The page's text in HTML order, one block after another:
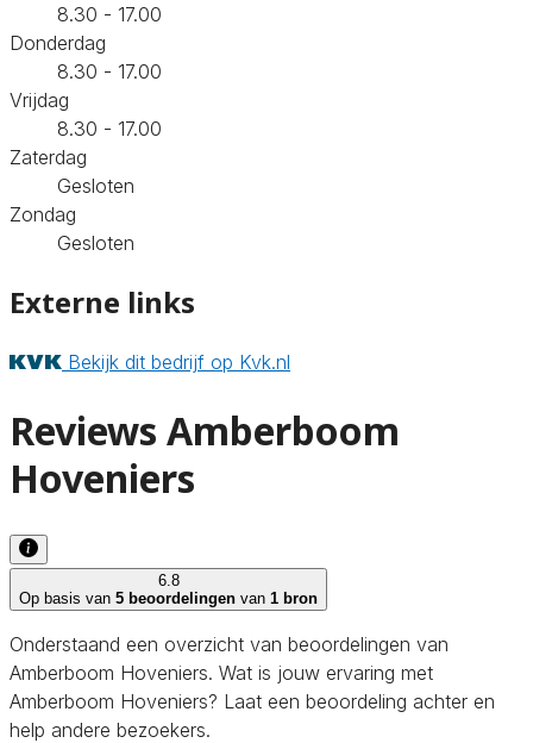
8.30 - 17.00
Donderdag
8.30 - 17.00
Vrijdag
8.30 - 17.00
Zaterdag
Gesloten
Zondag
Gesloten
Externe links
Bekijk dit bedrijf op Kvk.nl
Reviews Amberboom
Hoveniers
6.8
Op basis van 5 beoordelingen van 1 bron
Onderstaand een overzicht van beoordelingen van
Amberboom Hoveniers. Wat is jouw ervaring met
Amberboom Hoveniers? Laat een beoordeling achter en
help andere bezoekers.